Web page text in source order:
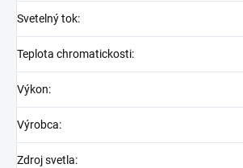
Svetelný tok:
Teplota chromatickosti:
Výkon:
Výrobca:
Zdroj svetla: